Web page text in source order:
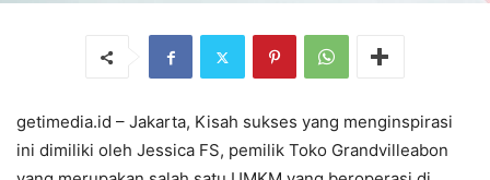
getimedia.id – Jakarta, Kisah sukses yang menginspirasi
ini dimiliki oleh Jessica FS, pemilik Toko Grandvilleabon